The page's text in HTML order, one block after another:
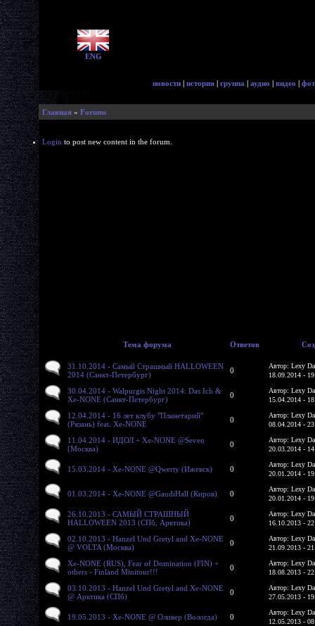
ENG
новости | история | группа | аудио | видео |
Главная » Forums
Login to post new content in the forum.
Тема форума Ответов
31.10.2014 - Самый Страшный HALLOWEEN
2014 (Санкт-Петербург)
0
Автор: Lexy
18.09.2014 -
30.04.2014 - Walpurgis Night 2014: Das Ich &
Xe-NONE (Санкт-Петербург)
0
Автор: Lexy
15.04.2014 -
12.04.2014 - 16 лет клубу "Планетарий"
(Рязань) feat. Xe-NONE
0
Автор: Lexy
08.04.2014 -
11.04.2014 - ИДОЛ + Xe-NONE @Seven
(Москва)
0
Автор: Lexy
20.03.2014 -
15.03.2014 - Xe-NONE @Qwerty (Ижевск) 0
Автор: Lexy
20.01.2014 -
01.03.2014 - Xe-NONE @GaudiHall (Киров) 0
Автор: Lexy
20.01.2014 -
26.10.2013 - САМЫЙ СТРАШНЫЙ
HALLOWEEN 2013 (СПб, Арктика)
0
Автор: Lexy
16.10.2013 -
02.10.2013 - Hanzel Und Gretyl and Xe-NONE
@ VOLTA (Москва)
0
Автор: Lexy
21.09.2013 -
Xe-NONE (RUS), Fear of Domination (FIN) +
others - Finland Minitour!!!
0
Автор: Lexy
18.08.2013 -
03.10.2013 - Hanzel Und Gretyl and Xe-NONE
@ Арктика (СПб)
0
Автор: Lexy
27.05.2013 -
19.05.2013 - Xe-NONE @ Оливер (Вологда) 0
Автор: Lexy
12.05.2013 -